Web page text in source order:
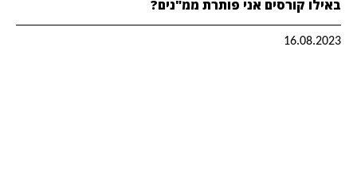
באילו קורסים אני פותרת ממ"נים?
16.08.2023